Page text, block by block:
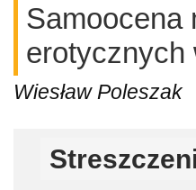
Samoocena
erotycznych
Wiesław Poleszak